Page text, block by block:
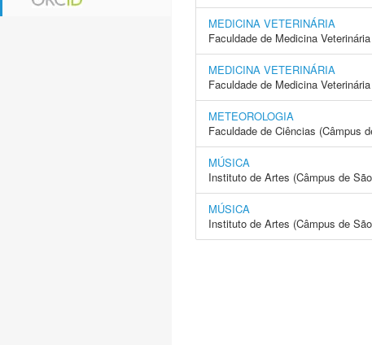
MEDICINA VETERINÁRIA
Faculdade de Medicina
MEDICINA VETERINÁRIA
Faculdade de Medicina
METEOROLOGIA
Faculdade de Ciências (Câmpus
MÚSICA
Instituto de Artes (Câmpus de
MÚSICA
Instituto de Artes (Câmpus de